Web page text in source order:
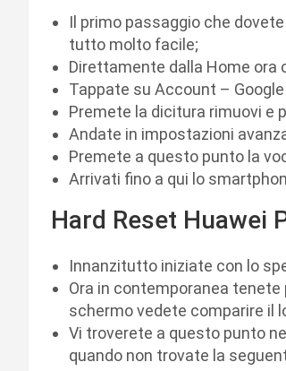
Il primo passaggio che
tutto molto facile;
Direttamente dalla Home
Tappate su Account –
Premete la dicitura rimuovi e
Andate in impostazioni
Premete a questo punto la
Arrivati fino a qui lo
Hard Reset Huawei
Innanzitutto iniziate con lo
Ora in contemporanea
schermo vedete comparire il
Vi troverete a questo punto
quando non trovate la